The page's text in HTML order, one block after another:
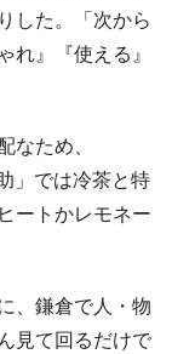
した。「次から
れ』『使える』
ため、
」では冷茶と特
ートかレモネー
、鎌倉で人・物
見て回るだけで